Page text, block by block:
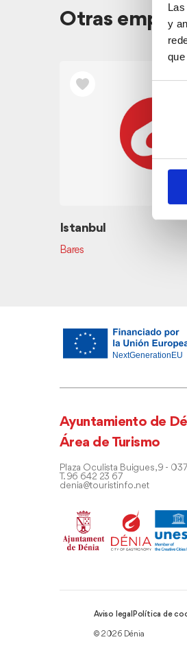
y
Otras
Istanbul
Bares
Ayuntamiento de
Área de Turismo
Plaza Oculista Buigues, 9 -
T. 96 642 23 67
denia@touristinfo.net
Aviso legal Política de
© 2026 Dénia